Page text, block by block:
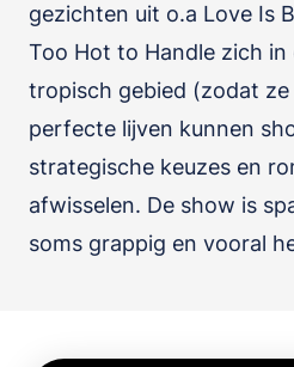
gezichten uit o.a Love Is
Too Hot to Handle zich in
tropisch gebied (zodat ze
perfecte lijven kunnen
strategische keuzes en
afwisselen. De show is
soms grappig en vooral